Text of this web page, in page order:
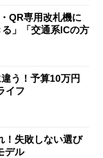
QR専用改札機に
」「交通系ICの方
う！予算10万円
イフ
！失敗しない選び
デル